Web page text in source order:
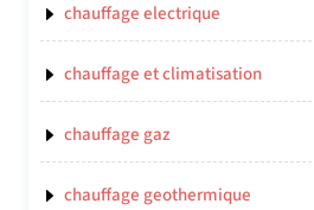
chauffage electrique
chauffage et climatisation
chauffage gaz
chauffage geothermique